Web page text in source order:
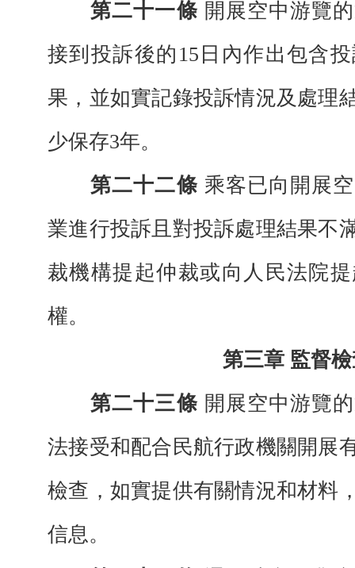
第二十一條 開展空中游覽
接到投訴後的 15日內作出包含
果，並如實記錄投訴情況及處理
少保存3年。
第二十二條 乘客已向開展
業進行投訴且對投訴處理結果不
裁機構提起仲裁或向人民法院
權。
第三章 監督
第二十三條 開展空中游覽
法接受和配合民航行政機關開展
檢查，如實提供有關情況和材料
信息。